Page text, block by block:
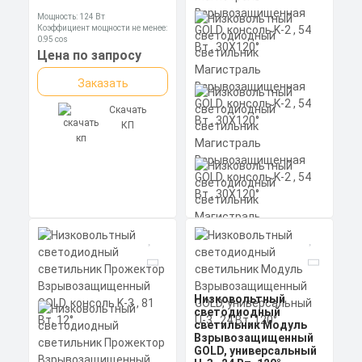
Вт, 45X140°
Мощность: 81 Вт
Коэффициент мощности не менее:
0,95 cos
Материал корпуса:
Экструдированный
алюминиевый профиль
(анодированный), вторичная
силиконовой прокладкой.
Цена по запросу
Заказать
Скачать
КП
Мощность: 124 Вт
Коэффициент мощности не менее:
0,95 cos
Материал корпуса:
Экструдированный
алюминиевый профиль
(анодированный), вторичная
оптика из акрила (ПММА) с
силиконовой прокладкой.
Цена по запросу
Заказать
Скачать
КП
Низковольтный
светодиодный
светильник
Магистраль
Взрывозащищенная
Низковольтный
светодиодный
светильник Модуль
Взрывозащищенный
GOLD, универсальный